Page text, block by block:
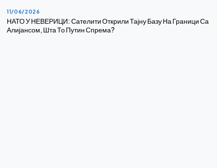
11/06/2026
НАТО У НЕВЕРИЦИ: Сателити Открили Тајну Базу На Граници Са
Алијансом, Шта То Путин Спрема?